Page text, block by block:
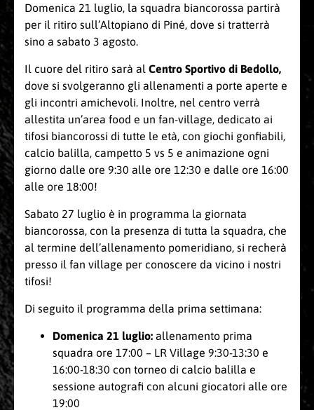
Domenica 21 luglio, la squadra biancorossa partirà
per il ritiro sull’Altopiano di Piné, dove si tratterrà
sino a sabato 3 agosto.
Il cuore del ritiro sarà al Centro Sportivo di Bedollo,
dove si svolgeranno gli allenamenti a porte aperte e
gli incontri amichevoli. Inoltre, nel centro verrà
allestita un’area food e un fan-village, dedicato ai
tifosi biancorossi di tutte le età, con giochi gonfiabili,
calcio balilla, campetto 5 vs 5 e animazione ogni
giorno dalle ore 9:30 alle ore 12:30 e dalle ore 16:00
alle ore 18:00!
Sabato 27 luglio è in programma la giornata
biancorossa, con la presenza di tutta la squadra, che
al termine dell’allenamento pomeridiano, si recherà
presso il fan village per conoscere da vicino i nostri
tifosi!
Di seguito il programma della prima settimana:
Domenica 21 luglio: allenamento prima
squadra ore 17:00 – LR Village 9:30-13:30 e
16:00-18:30 con torneo di calcio balilla e
sessione autografi con alcuni giocatori alle ore
19:00